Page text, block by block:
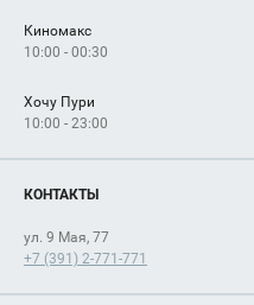
Киномакс
10:00 - 00:30
Хочу Пури
10:00 - 23:00
КОНТАКТЫ
ул. 9 Мая, 77
+7 (391) 2-771-771